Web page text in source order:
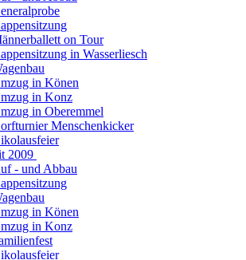
on Tour
in Wasserliesch
in Könen
in Konz
in Oberemmel
Menschenkicker
2009
- und Abbau
in Könen
in Konz